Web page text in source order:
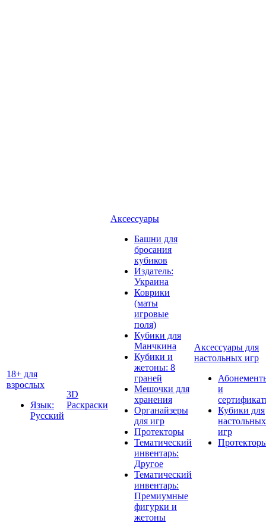
18+ для
взрослых
Язык:
Русский
3D
Раскраски
Аксессуары
Башни для
бросания
кубиков
Издатель:
Украина
Коврики
(маты
игровые
поля)
Кубики для
Манчкина
Кубики и
жетоны: 8
граней
Мешочки для
хранения
Органайзеры
для игр
Протекторы
Тематический
инвентарь:
Другое
Тематический
инвентарь:
Премиумные
фигурки и
жетоны
Аксессуары для
настольных игр
и
Кубики для
настольных
игр